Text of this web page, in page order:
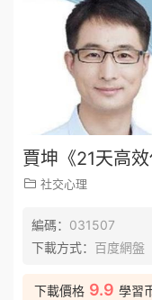
賈坤《21天高
社交心理
編碼： 031507
下載方式： 百度網盤
下載價格 9.9 學習